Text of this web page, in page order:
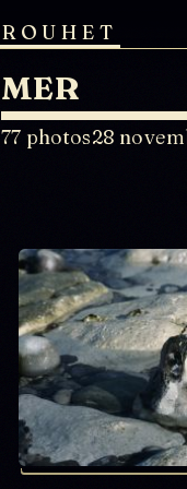
ROUHET
MER
77 photos28